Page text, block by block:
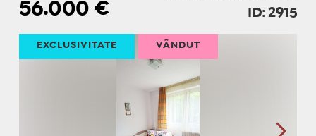
56.000€ ID: 2915
EXCLUSIVITATE VÂNDUT